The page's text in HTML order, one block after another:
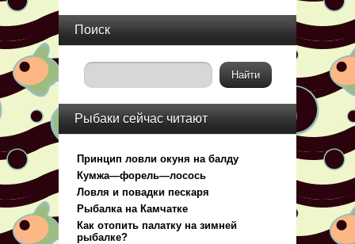
Поиск
Рыбаки сейчас читают
Принцип ловли окуня на балду
Кумжа—форель—лосось
Ловля и повадки пескаря
Рыбалка на Камчатке
Как отопить палатку на зимней
рыбалке?